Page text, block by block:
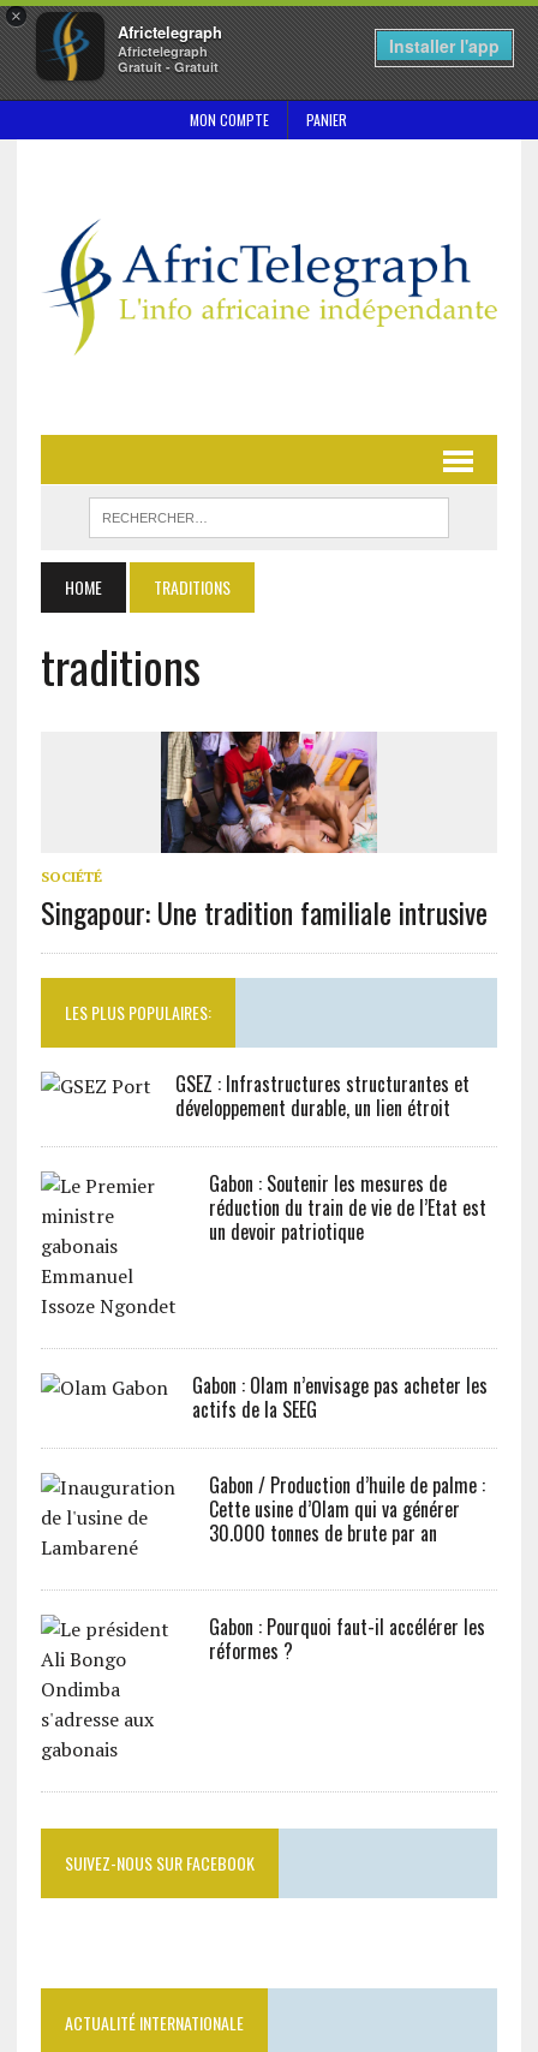
×
Africtelegraph
Africtelegraph
Gratuit - Gratuit
Installer l'app
MON COMPTE PANIER
HOME TRADITIONS
traditions
SOCIÉTÉ
Singapour: Une tradition familiale intrusive
LES PLUS POPULAIRES:
GSEZ : Infrastructures structurantes et
développement durable, un lien étroit
Gabon : Soutenir les mesures de
réduction du train de vie de l’Etat est
un devoir patriotique
Gabon : Olam n’envisage pas acheter les
actifs de la SEEG
Gabon / Production d’huile de palme :
Cette usine d’Olam qui va générer
30.000 tonnes de brute par an
Gabon : Pourquoi faut-il accélérer les
réformes ?
SUIVEZ-NOUS SUR FACEBOOK
ACTUALITÉ INTERNATIONALE